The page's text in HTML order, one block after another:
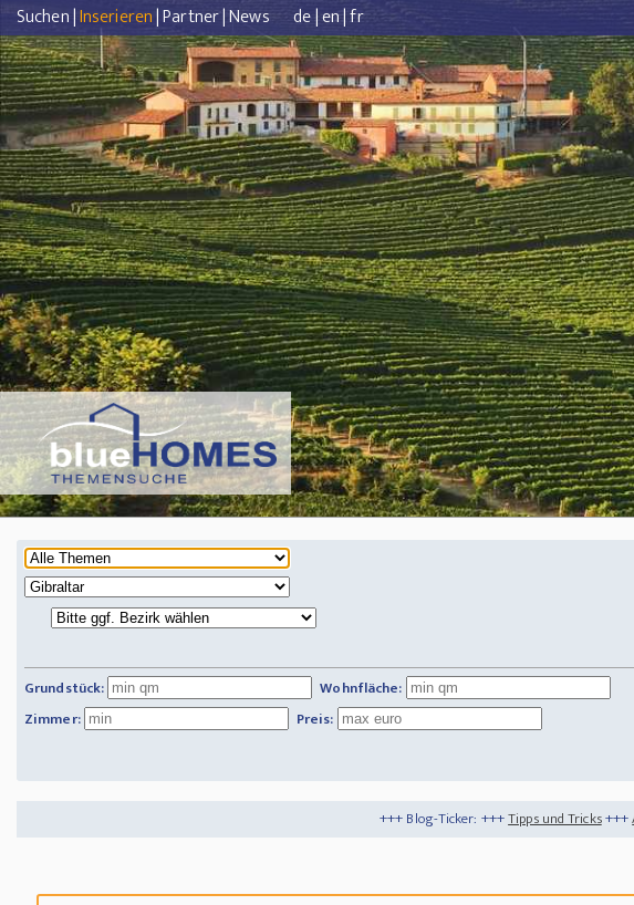
Suchen|Inserieren|Partner|News de|en|fr
Grundstück:
Wohnfläche:
Zimmer:
Preis:
+++ Blog-Ticker: +++Tipps und Tricks+++Auswandern+++